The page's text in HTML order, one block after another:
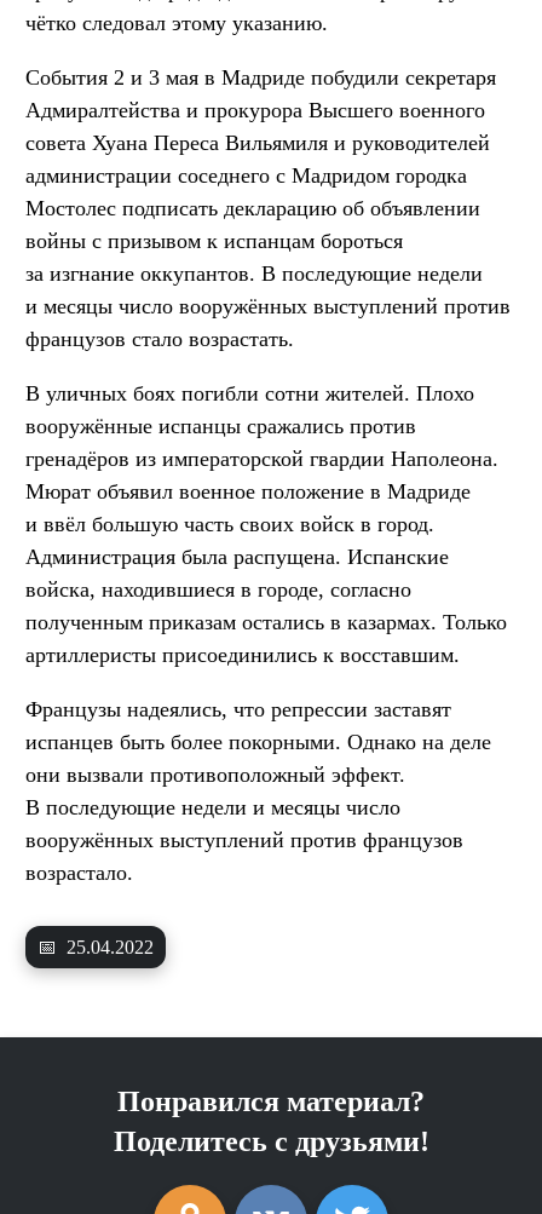
чётко следовал этому указанию.
События 2 и 3 мая в Мадриде побудили секретаря
Адмиралтейства и прокурора Высшего военного
совета Хуана Переса Вильямиля и руководителей
администрации соседнего с Мадридом городка
Мостолес подписать декларацию об объявлении
войны с призывом к испанцам бороться
за изгнание оккупантов. В последующие недели
и месяцы число вооружённых выступлений против
французов стало возрастать.
В уличных боях погибли сотни жителей. Плохо
вооружённые испанцы сражались против
гренадёров из императорской гвардии Наполеона.
Мюрат объявил военное положение в Мадриде
и ввёл большую часть своих войск в город.
Администрация была распущена. Испанские
войска, находившиеся в городе, согласно
полученным приказам остались в казармах. Только
артиллеристы присоединились к восставшим.
Французы надеялись, что репрессии заставят
испанцев быть более покорными. Однако на деле
они вызвали противоположный эффект.
В последующие недели и месяцы число
вооружённых выступлений против французов
возрастало.
📅 25.04.2022
Понравился материал?
Поделитесь с друзьями!